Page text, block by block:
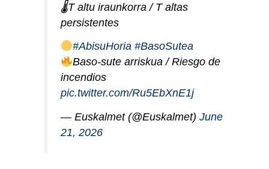
🌡T altu iraunkorra / T altas
persistentes
#AbisuHoria #BasoSutea
Baso-sute arriskua / Riesgo de
incendios
pic.twitter.com/Ru5EbXnE1j
— Euskalmet (@Euskalmet) June
21, 2026